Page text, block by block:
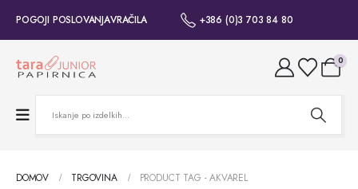
POGOJI POSLOVANJAVRAČILA +386 (0)3 703 84 80
0
DOMOV TRGOVINA PRODUCT TAG -AKVAREL